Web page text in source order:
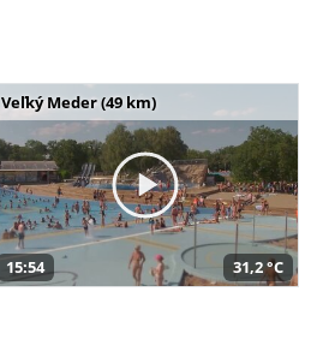
Veľký Meder (49 km)
15:54 31,2 °C